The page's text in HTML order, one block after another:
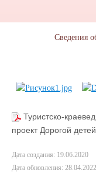
Туристско-
проект Дорогой
Дата создания: 19.06.2020
Дата обновления: 28.04.2022
Сведения